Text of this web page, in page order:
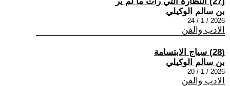
بن سالم الوكيلي
2026 / 1 / 24
الادب والفن
(28) سياج الابتسامة
بن سالم الوكيلي
2026 / 1 / 20
الادب والفن